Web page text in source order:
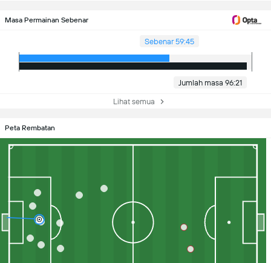
Masa Permainan Sebenar
Sebenar 59:45
Jumlah masa 96:21
Lihat semua
Peta Rembatan